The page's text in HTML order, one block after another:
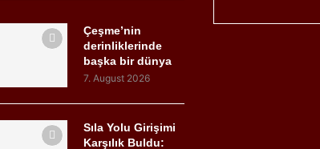
Çeşme’nin
derinliklerinde
başka bir dünya
7. August 2026
Sıla Yolu Girişimi
Karşılık Buldu: